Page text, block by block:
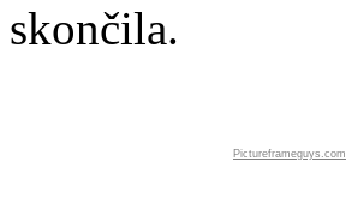
skončila.
Pictureframeguys.com